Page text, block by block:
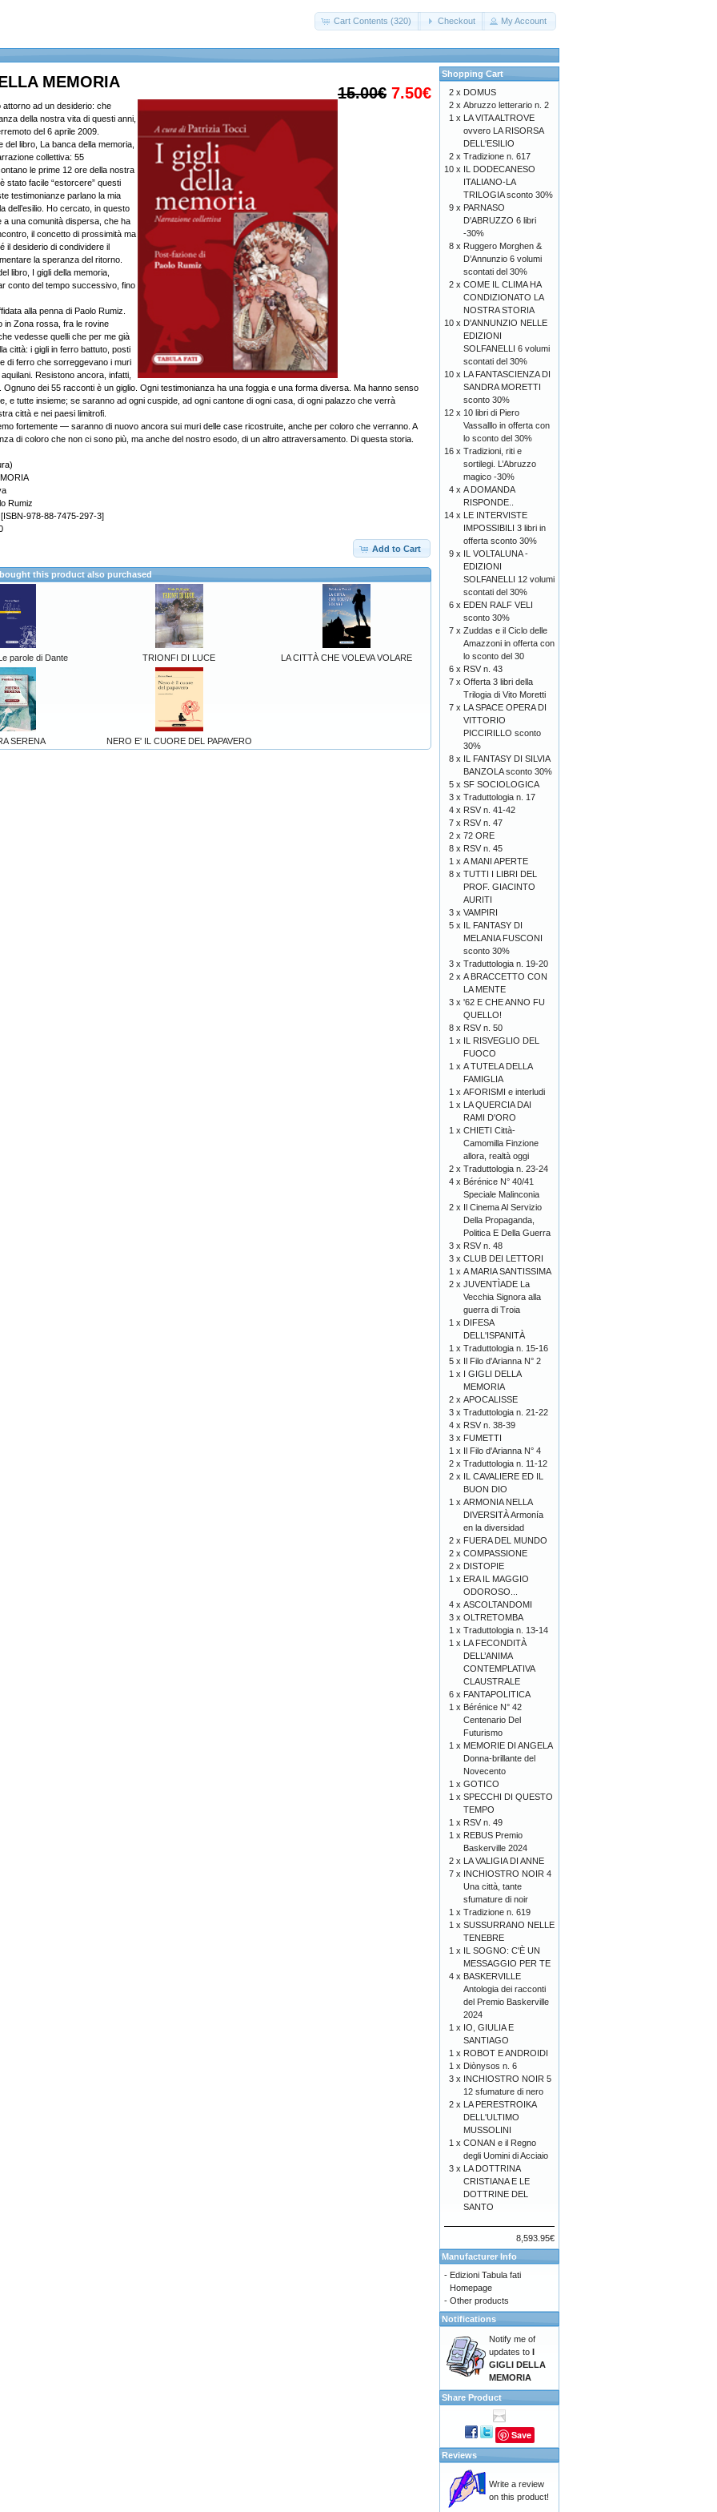
Cart Contents (320) Checkout My Account
15.00€ 7.50€
MEMORIA
attorno ad un desiderio: che
della nostra vita di questi anni,
del 6 aprile 2009.
del libro, La banca della memoria,
collettiva: 55
le prime 12 ore della nostra
stato facile “estorcere” questi
testimonianze parlano la mia
dell’esilio. Ho cercato, in questo
a una comunità dispersa, che ha
il concetto di prossimità ma
il desiderio di condividere il
la speranza del ritorno.
libro, I gigli della memoria,
conto del tempo successivo, fino
alla penna di Paolo Rumiz.
in Zona rossa, fra le rovine
vedesse quelli che per me già
città: i gigli in ferro battuto, posti
di ferro che sorreggevano i muri
Resistono ancora, infatti,
Ognuno dei 55 racconti è un giglio. Ogni testimonianza ha una foggia e una forma diversa. Ma hanno senso
e tutte insieme; se saranno ad ogni cuspide, ad ogni cantone di ogni casa, di ogni palazzo che verrà
città e nei paesi limitrofi.
fortemente — saranno di nuovo ancora sui muri delle case ricostruite, anche per coloro che verranno. A
di coloro che non ci sono più, ma anche del nostro esodo, di un altro attraversamento. Di questa storia.
Rumiz
978-88-7475-297-3]
Add to Cart
this product also purchased
parole di Dante TRIONFI DI LUCE LA CITTÀ CHE VOLEVA VOLARE
SERENA NERO E' IL CUORE DEL PAPAVERO
Shopping Cart
2 x DOMUS
2 x Abruzzo letterario n. 2
1 x LA VITA ALTROVE
ovvero LA RISORSA
DELL'ESILIO
2 x Tradizione n. 617
10 x IL DODECANESO
ITALIANO-LA
TRILOGIA sconto 30%
9 x PARNASO
D'ABRUZZO 6 libri
-30%
8 x Ruggero Morghen &
D’Annunzio 6 volumi
scontati del 30%
2 x COME IL CLIMA HA
CONDIZIONATO LA
NOSTRA STORIA
10 x D'ANNUNZIO NELLE
EDIZIONI
SOLFANELLI 6 volumi
scontati del 30%
10 x LA FANTASCIENZA DI
SANDRA MORETTI
sconto 30%
12 x 10 libri di Piero
Vassalllo in offerta con
lo sconto del 30%
16 x Tradizioni, riti e
sortilegi. L’Abruzzo
magico -30%
4 x A DOMANDA
RISPONDE..
14 x LE INTERVISTE
IMPOSSIBILI 3 libri in
offerta sconto 30%
9 x IL VOLTALUNA -
EDIZIONI
SOLFANELLI 12 volumi
scontati del 30%
6 x EDEN RALF VELI
sconto 30%
7 x Zuddas e il Ciclo delle
Amazzoni in offerta con
lo sconto del 30
6 x RSV n. 43
7 x Offerta 3 libri della
Trilogia di Vito Moretti
7 x LA SPACE OPERA DI
VITTORIO
PICCIRILLO sconto
30%
8 x IL FANTASY DI SILVIA
BANZOLA sconto 30%
5 x SF SOCIOLOGICA
3 x Traduttologia n. 17
4 x RSV n. 41-42
7 x RSV n. 47
2 x 72 ORE
8 x RSV n. 45
1 x A MANI APERTE
8 x TUTTI I LIBRI DEL
PROF. GIACINTO
AURITI
3 x VAMPIRI
5 x IL FANTASY DI
MELANIA FUSCONI
sconto 30%
3 x Traduttologia n. 19-20
2 x A BRACCETTO CON
LA MENTE
3 x '62 E CHE ANNO FU
QUELLO!
8 x RSV n. 50
1 x IL RISVEGLIO DEL
FUOCO
1 x A TUTELA DELLA
FAMIGLIA
1 x AFORISMI e interludi
1 x LA QUERCIA DAI
RAMI D'ORO
1 x CHIETI Città-
Camomilla Finzione
allora, realtà oggi
2 x Traduttologia n. 23-24
4 x Bérénice N° 40/41
Speciale Malinconia
2 x Il Cinema Al Servizio
Della Propaganda,
Politica E Della Guerra
3 x RSV n. 48
3 x CLUB DEI LETTORI
1 x A MARIA SANTISSIMA
2 x JUVENTÌADE La
Vecchia Signora alla
guerra di Troia
1 x DIFESA
DELL'ISPANITÀ
1 x Traduttologia n. 15-16
5 x Il Filo d'Arianna N° 2
1 x I GIGLI DELLA
MEMORIA
2 x APOCALISSE
3 x Traduttologia n. 21-22
4 x RSV n. 38-39
3 x FUMETTI
1 x Il Filo d'Arianna N° 4
2 x Traduttologia n. 11-12
2 x IL CAVALIERE ED IL
BUON DIO
1 x ARMONIA NELLA
DIVERSITÀ Armonía
en la diversidad
2 x FUERA DEL MUNDO
2 x COMPASSIONE
2 x DISTOPIE
1 x ERA IL MAGGIO
ODOROSO...
4 x ASCOLTANDOMI
3 x OLTRETOMBA
1 x Traduttologia n. 13-14
1 x LA FECONDITÀ
DELL’ANIMA
CONTEMPLATIVA
CLAUSTRALE
6 x FANTAPOLITICA
1 x Bérénice N° 42
Centenario Del
Futurismo
1 x MEMORIE DI ANGELA
Donna-brillante del
Novecento
1 x GOTICO
1 x SPECCHI DI QUESTO
TEMPO
1 x RSV n. 49
1 x REBUS Premio
Baskerville 2024
2 x LA VALIGIA DI ANNE
7 x INCHIOSTRO NOIR 4
Una città, tante
sfumature di noir
1 x Tradizione n. 619
1 x SUSSURRANO NELLE
TENEBRE
1 x IL SOGNO: C'È UN
MESSAGGIO PER TE
4 x BASKERVILLE
Antologia dei racconti
del Premio Baskerville
2024
1 x IO, GIULIA E
SANTIAGO
1 x ROBOT E ANDROIDI
1 x Diònysos n. 6
3 x INCHIOSTRO NOIR 5
12 sfumature di nero
2 x LA PERESTROIKA
DELL'ULTIMO
MUSSOLINI
1 x CONAN e il Regno
degli Uomini di Acciaio
3 x LA DOTTRINA
CRISTIANA E LE
DOTTRINE DEL
SANTO
8,593.95€
Manufacturer Info
- Edizioni Tabula fati
Homepage
- Other products
Notifications
Notify me of
updates to I
GIGLI DELLA
MEMORIA
Share Product
Save
Reviews
Write a review
on this product!